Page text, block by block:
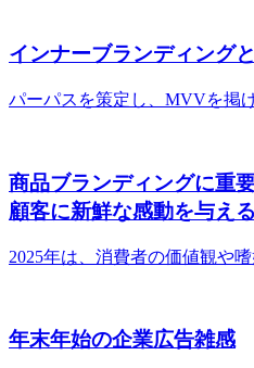
インナーブランディング
パーパスを策定し、MVVを
商品ブランディングに重要
顧客に新鮮な感動を与え
2025年は、消費者の価値観や
年末年始の企業広告雑感